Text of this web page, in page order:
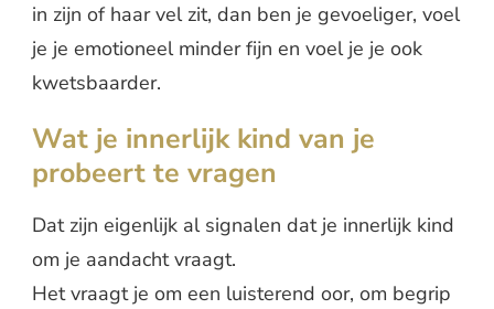
in zijn of haar vel zit, dan ben je gevoeliger, voel
je je emotioneel minder fijn en voel je je ook
kwetsbaarder.
Wat je innerlijk kind van je
probeert te vragen
Dat zijn eigenlijk al signalen dat je innerlijk kind
om je aandacht vraagt.
Het vraagt je om een luisterend oor, om begrip